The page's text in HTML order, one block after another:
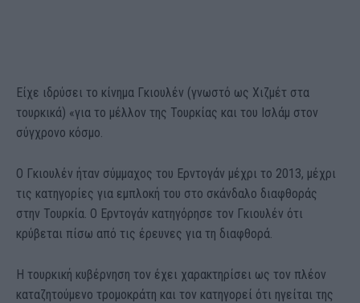
Είχε ιδρύσει το κίνημα Γκιουλέν (γνωστό ως Χιζμέτ στα
τουρκικά) «για το μέλλον της Τουρκίας και του Ισλάμ στον
σύγχρονο κόσμο.
Ο Γκιουλέν ήταν σύμμαχος του Ερντογάν μέχρι το 2013, μέχρι
τις κατηγορίες για εμπλοκή του στο σκάνδαλο διαφθοράς
στην Τουρκία. Ο Ερντογάν κατηγόρησε τον Γκιουλέν ότι
κρύβεται πίσω από τις έρευνες για τη διαφθορά.
Η τουρκική κυβέρνηση τον έχει χαρακτηρίσει ως τον πλέον
καταζητούμενο τρομοκράτη και τον κατηγορεί ότι ηγείται της